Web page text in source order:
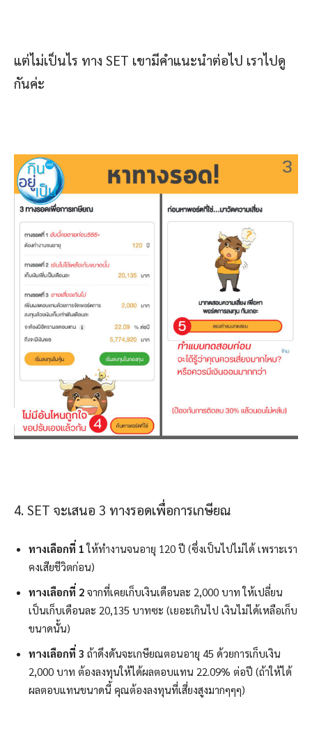
แต่ไม่เป็นไร ทาง SET เขามีคำแนะนำต่อไป เราไปดู
กันค่ะ
4. SET จะเสนอ 3 ทางรอดเพื่อการเกษียณ
ทางเลือกที่ 1 ให้ทำงานจนอายุ 120 ปี (ซึ่งเป็นไปไม่ได้ เพราะเรา
คงเสียชีวิตก่อน)
ทางเลือกที่ 2 จากที่เคยเก็บเงินเดือนละ 2,000 บาท ให้เปลี่ยน
เป็นเก็บเดือนละ 20,135 บาทซะ (เยอะเกินไป เงินไม่ได้เหลือเก็บ
ขนาดนั้น)
ทางเลือกที่ 3 ถ้าดึงดันจะเกษียณตอนอายุ 45 ด้วยการเก็บเงิน
2,000 บาท ต้องลงทุนให้ได้ผลตอบแทน 22.09% ต่อปี (ถ้าให้ได้
ผลตอบแทนขนาดนี้ คุณต้องลงทุนที่เสี่ยงสูงมากๆๆๆ)